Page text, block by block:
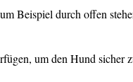
Beispiel durch offen
um den Hund sicher